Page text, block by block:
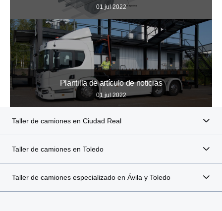
01 jul 2022
Plantilla de artículo de noticias
01 jul 2022
Taller de camiones en Ciudad Real
Taller de camiones en Toledo
Taller de camiones especializado en Ávila y Toledo